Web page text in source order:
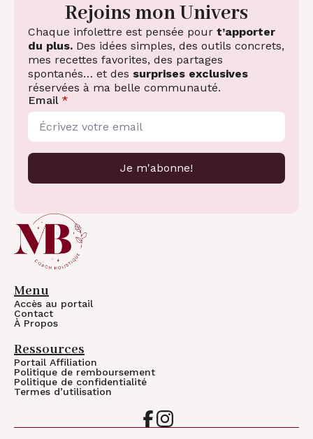
Rejoins mon Univers
Chaque infolettre est pensée pour t’apporter
du plus. Des idées simples, des outils concrets,
mes recettes favorites, des partages
spontanés… et des surprises exclusives
réservées à ma belle communauté.
Email *
Je m'abonne!
Menu
Accès au portail
Contact
À Propos
Ressources
Portail Affiliation
Politique de remboursement
Politique de confidentialité
Termes d’utilisation